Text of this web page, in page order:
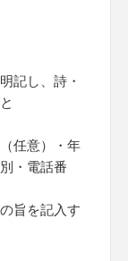
記し、詩・
任意）・年
・電話番
旨を記入す